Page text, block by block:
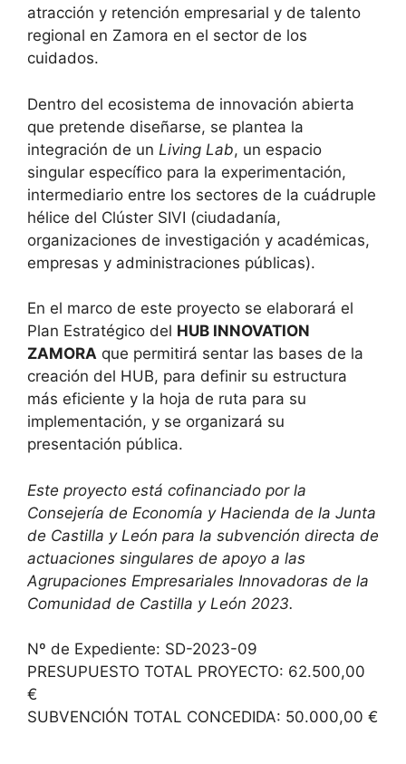
atracción y retención empresarial y de talento
regional en Zamora en el sector de los
cuidados.
Dentro del ecosistema de innovación abierta
que pretende diseñarse, se plantea la
integración de un Living Lab, un espacio
singular específico para la experimentación,
intermediario entre los sectores de la cuádruple
hélice del Clúster SIVI (ciudadanía,
organizaciones de investigación y académicas,
empresas y administraciones públicas).
En el marco de este proyecto se elaborará el
Plan Estratégico del HUB INNOVATION
ZAMORA que permitirá sentar las bases de la
creación del HUB, para definir su estructura
más eficiente y la hoja de ruta para su
implementación, y se organizará su
presentación pública.
Este proyecto está cofinanciado por la
Consejería de Economía y Hacienda de la Junta
de Castilla y León para la subvención directa de
actuaciones singulares de apoyo a las
Agrupaciones Empresariales Innovadoras de la
Comunidad de Castilla y León 2023.
Nº de Expediente: SD-2023-09
PRESUPUESTO TOTAL PROYECTO: 62.500,00
€
SUBVENCIÓN TOTAL CONCEDIDA: 50.000,00 €